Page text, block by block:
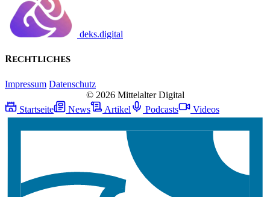
deks.digital
Rechtliches
Impressum Datenschutz
© 2026 Mittelalter Digital
Startseite
News Artikel Podcasts Videos